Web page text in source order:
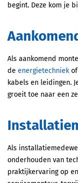
begint. Deze kom je
Als aankomend
de energietechniekof
kabels en leidingen.
groeit toe naar een
Als
onderhouden van
praktijkervaring op